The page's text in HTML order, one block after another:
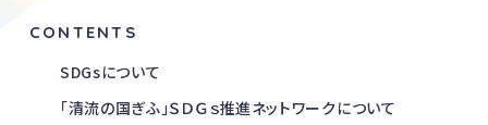
CONTENTS
SDGsについて
「清流の国ぎふ」ＳＤＧｓ推進ネットワークについて